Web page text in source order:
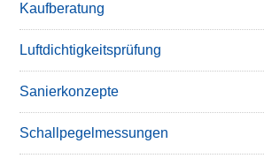
Kaufberatung
Luftdichtigkeitsprüfung
Sanierkonzepte
Schallpegelmessungen